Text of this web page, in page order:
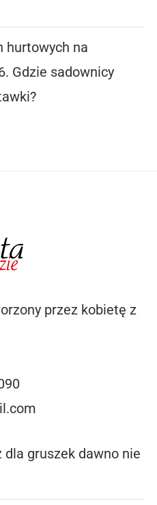
hurtowych na
Gdzie sadownicy
przez kobietę z
dla gruszek dawno nie